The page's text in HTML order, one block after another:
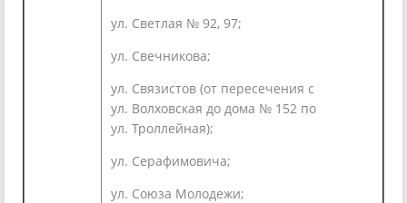
ул. Светлая № 92, 97;
ул. Свечникова;
ул. Связистов (от пересечения с
ул. Волховская до дома № 152 по
ул. Троллейная);
ул. Серафимовича;
ул. Союза Молодежи;